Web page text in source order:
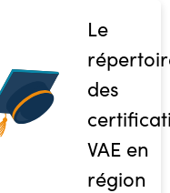
Le
des
VAE en
région